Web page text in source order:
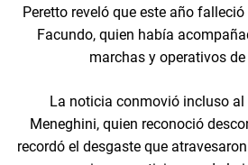
Peretto reveló que este año
Facundo, quien había
marchas y operativos
La noticia conmovió incluso
Meneghini, quien reconoció
recordó el desgaste que